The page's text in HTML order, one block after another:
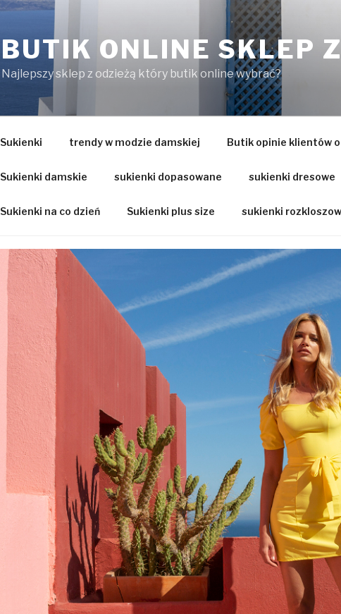
BUTIK ONLINE SKLEP
Najlepszy sklep z odzieżą który butik online wybrać?
Sukienki trendy w modzie damskiej Butik opinie klientów
Sukienki damskie sukienki dopasowane sukienki dresowe
Sukienki na co dzień Sukienki plus size sukienki